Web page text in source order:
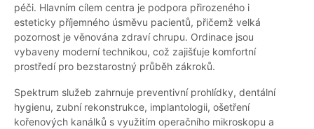
péči. Hlavním cílem centra je podpora přirozeného i
esteticky příjemného úsměvu pacientů, přičemž velká
pozornost je věnována zdraví chrupu. Ordinace jsou
vybaveny moderní technikou, což zajišťuje komfortní
prostředí pro bezstarostný průběh zákroků.
Spektrum služeb zahrnuje preventivní prohlídky, dentální
hygienu, zubní rekonstrukce, implantologii, ošetření
kořenových kanálků s využitím operačního mikroskopu a